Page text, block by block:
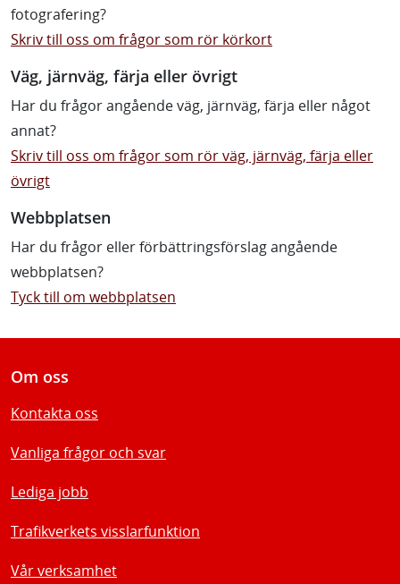
fotografering?
Skriv till oss om frågor som rör körkort
Väg, järnväg, färja eller övrigt
Har du frågor angående väg, järnväg, färja eller något
annat?
Skriv till oss om frågor som rör väg, järnväg, färja eller
övrigt
Webbplatsen
Har du frågor eller förbättringsförslag angående
webbplatsen?
Tyck till om webbplatsen
Om oss
Kontakta oss
Vanliga frågor och svar
Lediga jobb
Trafikverkets visslarfunktion
Vår verksamhet